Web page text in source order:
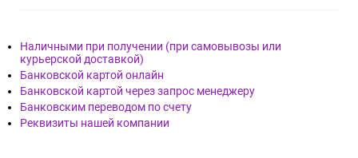
Наличными при получении (при самовывозы или
курьерской доставкой)
Банковской картой онлайн
Банковской картой через запрос менеджеру
Банковским переводом по счету
Реквизиты нашей компании